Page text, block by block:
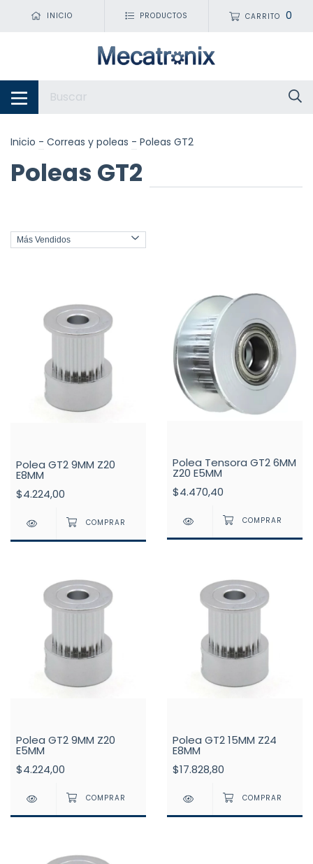
INICIO PRODUCTOS CARRITO 0
Inicio - Correas y poleas - Poleas GT2
Poleas GT2
Polea GT2 9MM Z20
E8MM
$4.224,00
Polea Tensora GT2 6MM
Z20 E5MM
$4.470,40
Polea GT2 9MM Z20
E5MM
$4.224,00
Polea GT2 15MM Z24
E8MM
$17.828,80